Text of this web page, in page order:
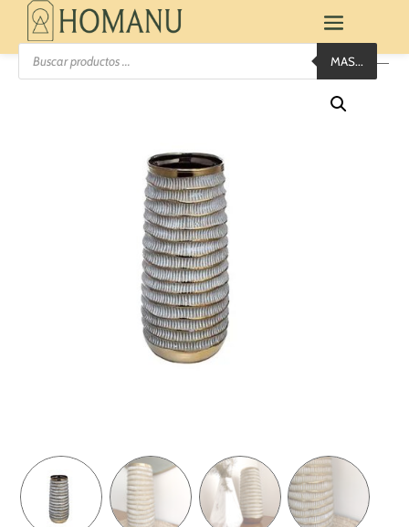
Búsqueda
productos
MAS...